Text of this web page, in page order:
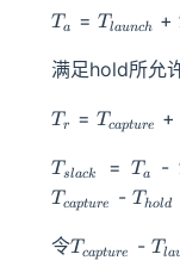
T_a
Ta = Tlaunch +
满足hold所允
T_r
Tr = Tcapture +
T_{slack}
Tslack = T_a
Ta -
Tcapture - Thold
令Tcapture - Tla